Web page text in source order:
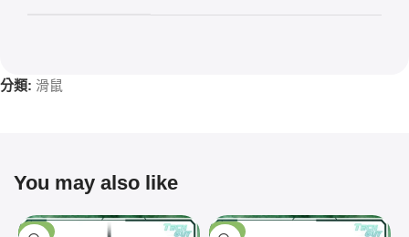
分類: 滑鼠
You may also like
-4% -7%